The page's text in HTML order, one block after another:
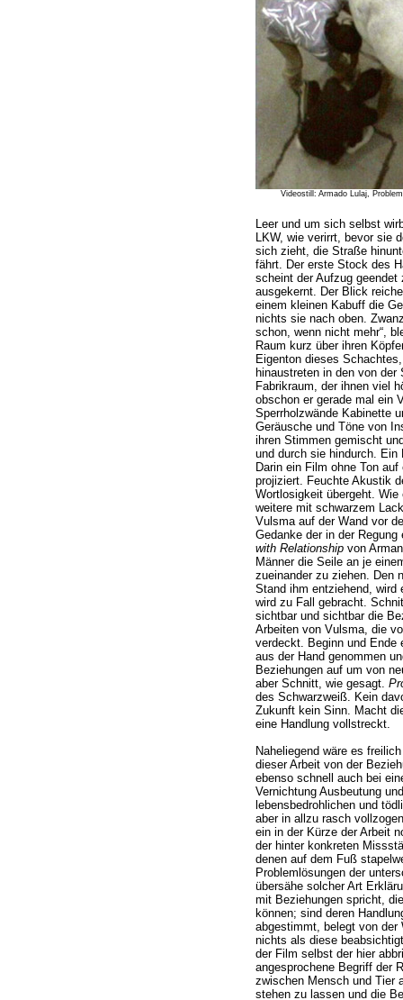
Videostill: Armado Lulaj,
Leer und um sich selbst
LKW, wie verirrt, bevor sie
sich zieht, die Straße
fährt. Der erste Stock des
scheint der Aufzug
ausgekernt. Der Blick
einem kleinen Kabuff die
nichts sie nach oben.
schon, wenn nicht mehr“,
Raum kurz über ihren
Eigenton dieses
hinaustreten in den von
Fabrikraum, der ihnen viel
obschon er gerade mal ein
Sperrholzwände Kabinette
Geräusche und Töne von
ihren Stimmen gemischt
und durch sie hindurch. Ein
Darin ein Film ohne Ton
projiziert. Feuchte Akustik
Wortlosigkeit übergeht.
weitere mit schwarzem
Vulsma auf der Wand vor
Gedanke der in der
with Relationshipvon
Männer die Seile an je
zueinander zu ziehen. Den
Stand ihm entziehend, wird
wird zu Fall gebracht.
sichtbar und sichtbar die
Arbeiten von Vulsma, die
verdeckt. Beginn und Ende
aus der Hand genommen
Beziehungen auf um von
aber Schnitt, wie gesagt.
des Schwarzweiß. Kein
Zukunft kein Sinn. Macht
eine Handlung vollstreckt.
Naheliegend wäre es
dieser Arbeit von der
ebenso schnell auch bei
Vernichtung Ausbeutung
lebensbedrohlichen und
aber in allzu rasch
ein in der Kürze der Arbeit
der hinter konkreten
denen auf dem Fuß
Problemlösungen der
übersähe solcher Art
mit Beziehungen spricht,
können; sind deren
abgestimmt, belegt von der
nichts als diese
der Film selbst der hier
angesprochene Begriff der
zwischen Mensch und Tier
stehen zu lassen und die